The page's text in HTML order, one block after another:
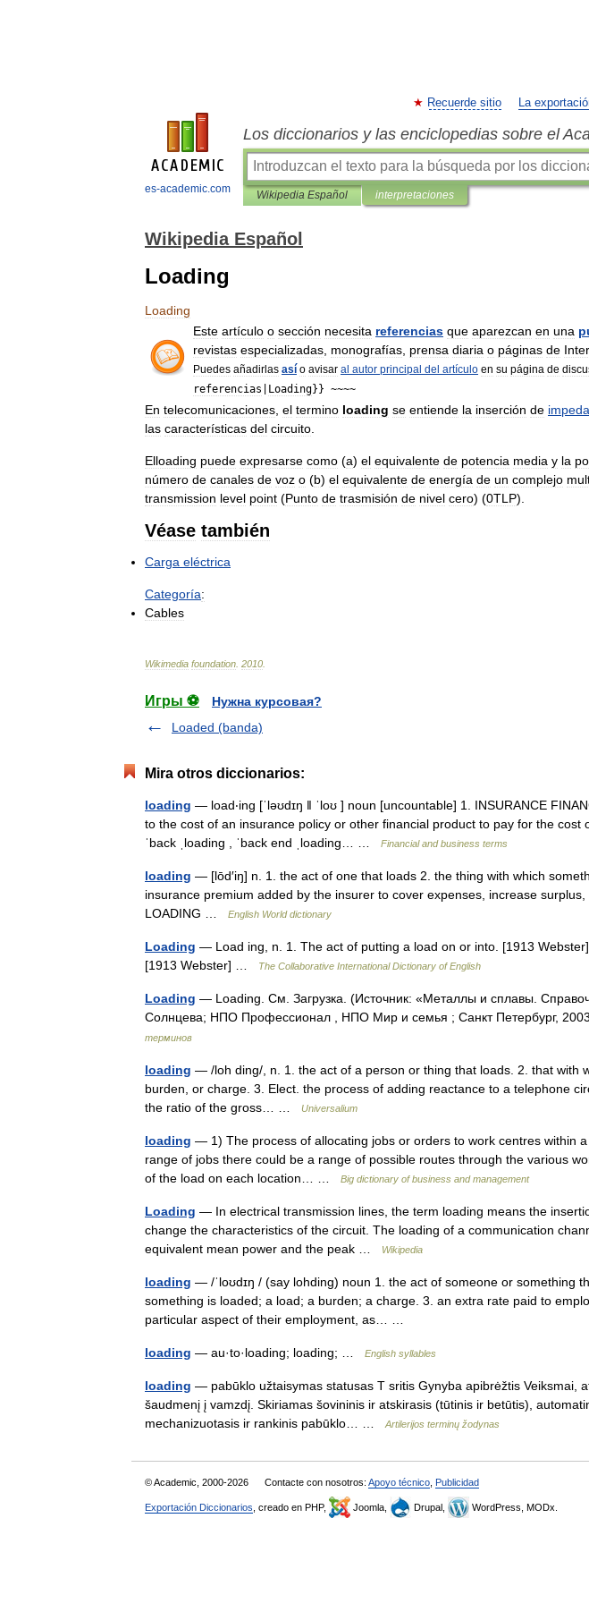
es-academic.com
Recuerde sitio La
Los diccionarios y las enciclopedias sobre el
Wikipedia Español interpretaciones
Wikipedia Español
Loading
Loading
Este artículo o sección necesita referencias que aparezcan en una
revistas especializadas monografías prensa diaria o páginas de
Puedes añadirlas así o avisar al autor principal del artículo en su página de
referencias
Loading}} ~~~~
En telecomunicaciones el termino loading se entiende la inserción de
las características del circuito
Elloading puede expresarse como (a) el equivalente de potencia media y la
número de canales de voz o (b) el equivalente de energía de un complejo
transmission level point (Punto de trasmisión de nivel cero) (0TLP).
Véase también
Carga eléctrica
Categoría:
Cables
Wikimedia foundation 2010
Игры ⚽
Нужна курсовая?
Loaded (banda)
Mira otros diccionarios:
loading — load‧ing [ˈləʊdɪŋ ǁ ˈloʊ ] noun [uncountable] 1. INSURANCE
to the cost of an insurance policy or other financial product to pay for the cost
ˈback ˌloading , ˈback end ˌloading… …
Financial and business terms
loading — [lōd′iŋ] n. 1. the act of one that loads 2. the thing with which
insurance premium added by the insurer to cover expenses, increase
LOADING …
English World dictionary
Loading — Load ing, n. 1. The act of putting a load on or into. [1913
[1913 Webster] …
The Collaborative International Dictionary of English
Loading — Loading. См. Загрузка. (Источник: «Металлы и сплавы.
Солнцева; НПО Профессионал , НПО Мир и семья ; Санкт Петербург,
терминов
loading — /loh ding/, n. 1. the act of a person or thing that loads. 2. that with
burden, or charge. 3. Elect. the process of adding reactance to a telephone
the ratio of the gross… …
Universalium
loading — 1) The process of allocating jobs or orders to work centres within
range of jobs there could be a range of possible routes through the various
of the load on each location… …
Big dictionary of business and management
Loading — In electrical transmission lines, the term loading means the
change the characteristics of the circuit. The loading of a communication
equivalent mean power and the peak …
Wikipedia
loading — /ˈloʊdɪŋ / (say lohding) noun 1. the act of someone or something
something is loaded; a load; a burden; a charge. 3. an extra rate paid to
particular aspect of their employment, as… …
loading — au·to·loading; loading; … English syllables
loading — pabūklo užtaisymas statusas T sritis Gynyba apibrėžtis Veiksmai,
šaudmenį į vamzdį. Skiriamas šovininis ir atskirasis (tūtinis ir betūtis),
mechanizuotasis ir rankinis pabūklo… …
Artilerijos terminų žodynas
© Academic, 2000-2026 Contacte con nosotros: Apoyo técnico Publicidad
Exportación Diccionarios , creado en PHP, Joomla, Drupal, WordPress, MODx.